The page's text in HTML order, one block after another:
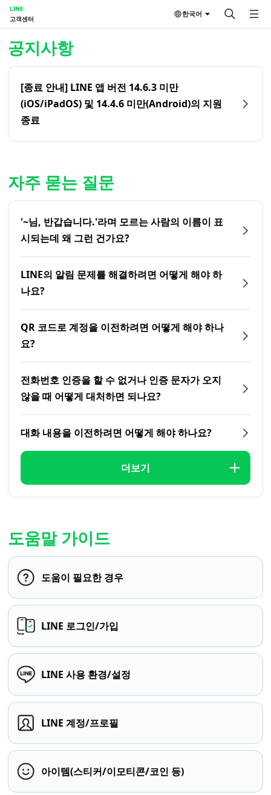
LINE
고객센터
한국어
공지사항
[종료 안내] LINE 앱 버전 14.6.3 미만
(iOS/iPadOS) 및 14.4.6 미만(Android)의 지원
종료
자주 묻는 질문
'~님, 반갑습니다.'라며 모르는 사람의 이름이 표
시되는데 왜 그런 건가요?
LINE의 알림 문제를 해결하려면 어떻게 해야 하
나요?
QR 코드로 계정을 이전하려면 어떻게 해야 하나
요?
전화번호 인증을 할 수 없거나 인증 문자가 오지
않을 때 어떻게 대처하면 되나요?
대화 내용을 이전하려면 어떻게 해야 하나요?
더보기
도움말 가이드
도움이 필요한 경우
LINE 로그인/가입
LINE 사용 환경/설정
LINE 계정/프로필
아이템(스티커/이모티콘/코인 등)